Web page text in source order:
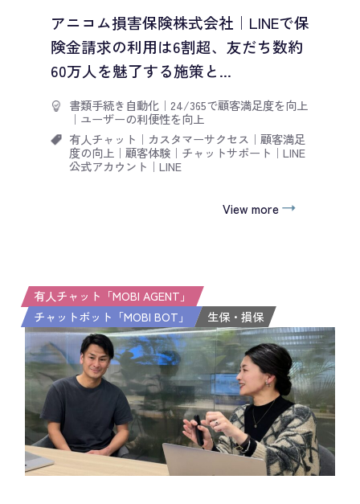
アニコム損害保険株式会社｜LINEで保
険金請求の利用は6割超、友だち数約
60万人を魅了する施策と...
書類手続き自動化｜ 24/365で顧客満足度を向上
｜ ユーザーの利便性を向上
有人チャット ｜ カスタマーサクセス ｜ 顧客満足
度の向上 ｜ 顧客体験｜ チャットサポート ｜ LINE
公式アカウント ｜ LINE
View more
有人チャット「MOBI AGENT」
チャットボット「MOBI BOT」
生保・損保